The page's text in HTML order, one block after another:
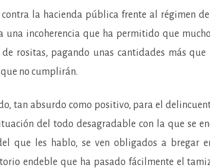
la hacienda pública frente al régimen
una incoherencia que ha permitido que
de rositas, pagando unas cantidades más
no cumplirán.
tan absurdo como positivo, para el
del todo desagradable con la que se
que les hablo, se ven obligados a bregar
endeble que ha pasado fácilmente el